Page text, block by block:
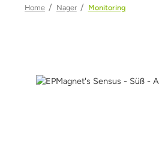
Home / Nager / Monitoring
Bildergalerie überspringen